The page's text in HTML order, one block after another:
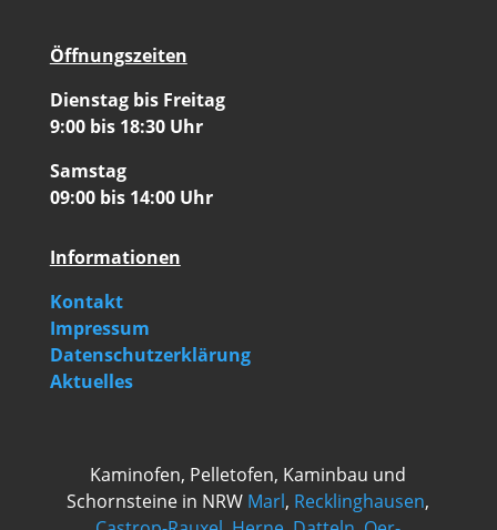
Öffnungszeiten
Dienstag bis Freitag
9:00 bis 18:30 Uhr
Samstag
09:00 bis 14:00 Uhr
Informationen
Kontakt
Impressum
Datenschutzerklärung
Aktuelles
Kaminofen, Pelletofen, Kaminbau und
Schornsteine in NRW Marl, Recklinghausen,